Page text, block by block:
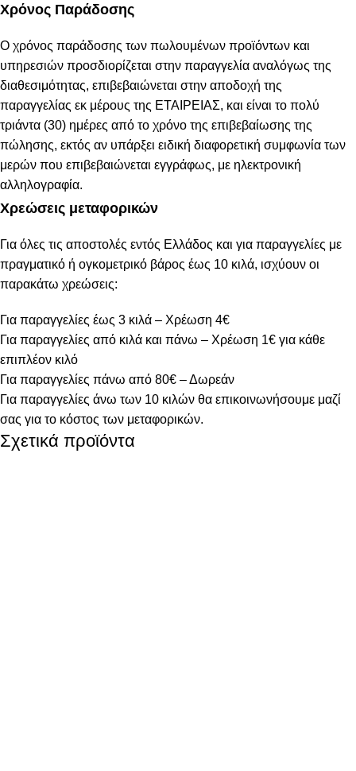
Χρόνος Παράδοσης
Ο χρόνος παράδοσης των πωλουμένων προϊόντων και
υπηρεσιών προσδιορίζεται στην παραγγελία αναλόγως της
διαθεσιμότητας, επιβεβαιώνεται στην αποδοχή της
παραγγελίας εκ μέρους της ΕΤΑΙΡΕΙΑΣ, και είναι το πολύ
τριάντα (30) ημέρες από το χρόνο της επιβεβαίωσης της
πώλησης, εκτός αν υπάρξει ειδική διαφορετική συμφωνία των
μερών που επιβεβαιώνεται εγγράφως, με ηλεκτρονική
αλληλογραφία.
Χρεώσεις μεταφορικών
Για όλες τις αποστολές εντός Ελλάδος και για παραγγελίες με
πραγματικό ή ογκομετρικό βάρος έως 10 κιλά, ισχύουν οι
παρακάτω χρεώσεις:
Για παραγγελίες έως 3 κιλά – Χρέωση 4€
Για παραγγελίες από κιλά και πάνω – Χρέωση 1€ για κάθε
επιπλέον κιλό
Για παραγγελίες πάνω από 80€ – Δωρεάν
Για παραγγελίες άνω των 10 κιλών θα επικοινωνήσουμε μαζί
σας για το κόστος των μεταφορικών.
Σχετικά προϊόντα